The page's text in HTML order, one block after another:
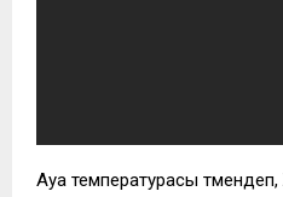
Ауа температурасы